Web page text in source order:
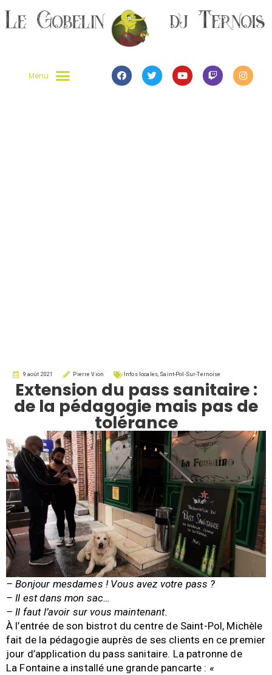
Extension du pass sanitaire :
de la pédagogie mais pas de
tolérance
9 août 2021 Pierre Vion Infos locales, Saint-Pol-Sur-Ternoise
– Bonjour mesdames ! Vous avez votre pass ?
– Il est dans mon sac…
– Il faut l’avoir sur vous maintenant.
À l’entrée de son bistrot du centre de Saint-Pol, Michèle
fait de la pédagogie auprès de ses clients en ce premier
jour d’application du pass sanitaire. La patronne de
La Fontaine a installé une grande pancarte : «